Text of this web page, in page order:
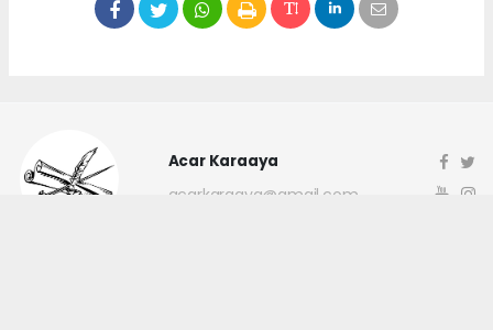
Acar Karaaya
acarkaraaya@gmail.com